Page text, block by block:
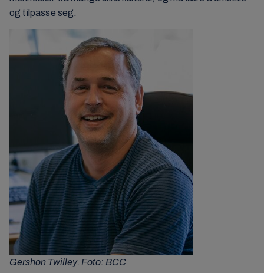
og tilpasse seg.
Gershon Twilley. Foto: BCC